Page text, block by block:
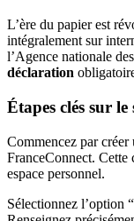
L’ère du papier est
intégralement sur
l’Agence nationale
déclaration
Étapes clés sur le
Commencez par
FranceConnect. Cette
espace personnel.
Sélectionnez l’option